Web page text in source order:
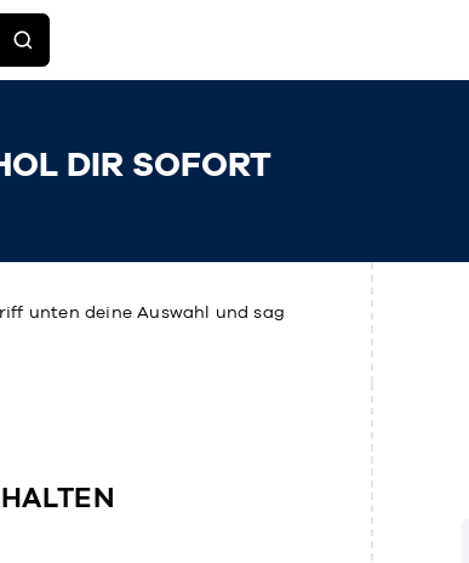
DIR SOFORT
unten deine Auswahl und sag